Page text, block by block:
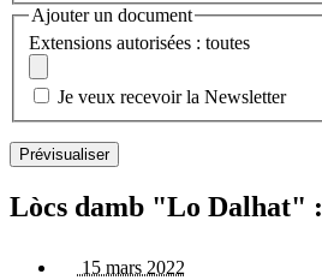
Ajouter un document
Extensions autorisées : toutes
Je veux recevoir la Newsletter
Lòcs damb "Lo Dalhat" :
15 mars 2022